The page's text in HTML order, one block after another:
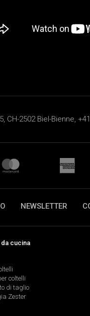
2502 Biel-Bienne,
NEWSLETTER
da cucina
coltelli
di taglio
Zester